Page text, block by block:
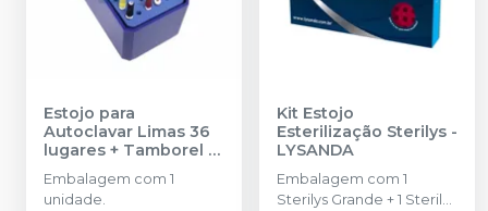
Estojo para
Autoclavar Limas 36
lugares + Tamborel -
MK LIFE
Embalagem com 1
unidade.
Kit Estojo
Esterilização Sterilys -
LYSANDA
Embalagem com 1
Sterilys Grande + 1 Sterilys